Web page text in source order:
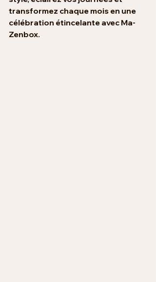
transformez chaque mois en une
célébration étincelante avec Ma-
Zenbox.